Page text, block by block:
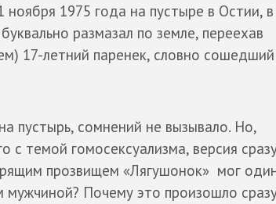
1975 года на пустыре в Остии, в
размазал по земле, переехав
17-летний паренек, словно
пустырь, сомнений не вызывало. Но,
с темой гомосексуализма, версия
прозвищем «Лягушонок» мог
мужчиной? Почему это произошло